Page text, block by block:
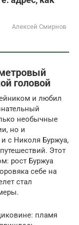
Алексей Смирнов
головой
и любил
необычные
но и
с Николя Буржуа,
Этот
рост Буржуа
себе на
стал
пламя